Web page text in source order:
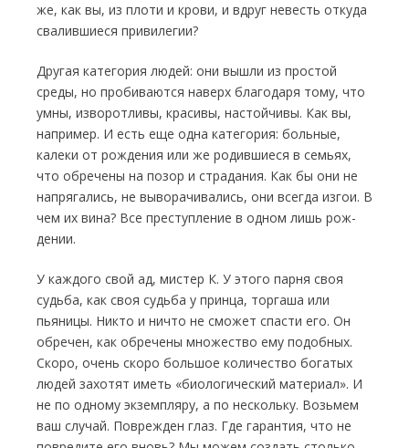
же, как вы, из плоти и крови, и вдруг невесть откуда
свалившиеся привилегии?
Другая категория людей: они вышли из простой
среды, но пробиваются наверх бла­годаря тому, что
умны, изворотливы, красивы, настойчивы. Как вы,
например. И есть еще одна категория: больные,
калеки от рождения или же родив­шиеся в семьях,
что обречены на позор и стра­дания. Как бы они не
напрягались, не вывора­чивались, они всегда изгои. В
чем их вина? Все преступление в одном лишь рож­
дении.
У каждого свой ад, мистер К. У этого пар­ня своя
судьба, как своя судьба у принца, тор­гаша или
пьяницы. Никто и ничто не сможет спасти его. Он
обречен, как обречены множе­ство ему подобных.
Скоро, очень скоро боль­шое количество богатых
людей захотят иметь «биологический материал». И
не по одному экземпляру, а по нескольку. Возьмем
ваш слу­чай. Поврежден глаз. Где гарантия, что не